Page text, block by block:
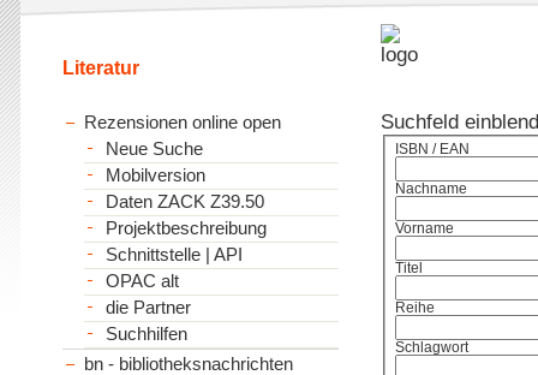
Suchfeld
ISBN / EAN
Nachname
Vorname
Titel
Reihe
Schlagwort
Literatur
Rezensionen online open
Neue Suche
Mobilversion
Daten ZACK Z39.50
Projektbeschreibung
Schnittstelle | API
OPAC alt
die Partner
Suchhilfen
bn - bibliotheksnachrichten